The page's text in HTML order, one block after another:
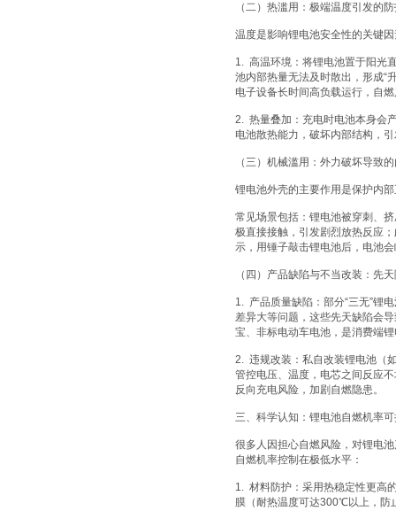
（二）热滥用：极端温度引发的
温度是影响锂电池安全性的关键
1. 高温环境：将锂电池置于阳光
池内部热量无法及时散出，形成“
电子设备长时间高负载运行，自
2. 热量叠加：充电时电池本身会
电池散热能力，破坏内部结构，
（三）机械滥用：外力破坏导致
锂电池外壳的主要作用是保护内
常见场景包括：锂电池被穿刺、
极直接接触，引发剧烈放热反应
示，用锤子敲击锂电池后，电池
（四）产品缺陷与不当改装：先
1. 产品质量缺陷：部分“三无”锂
差异大等问题，这些先天缺陷会
宝、非标电动车电池，是消费端
2. 违规改装：私自改装锂电池（
管控电压、温度，电芯之间反应
反向充电风险，加剧自燃隐患。
三、科学认知：锂电池自燃机率
很多人因担心自燃风险，对锂电
自燃机率控制在极低水平：
1. 材料防护：采用热稳定性更高
膜（耐热温度可达300℃以上，防